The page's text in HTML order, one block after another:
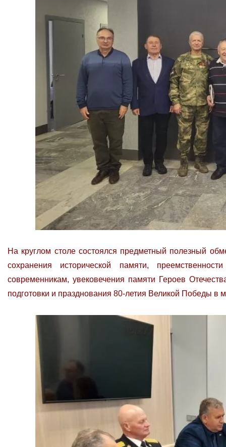
На круглом столе состоялся предметный полезный
сохранения исторической памяти,
современникам, увековечения памяти Героев
подготовки и празднования 80-летия Великой Победы в